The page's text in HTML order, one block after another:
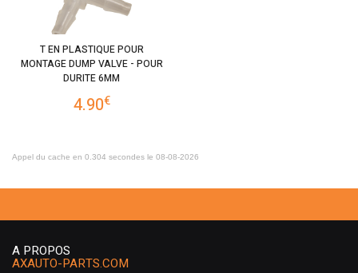
T EN PLASTIQUE POUR
MONTAGE DUMP VALVE - POUR
DURITE 6MM
4.90€
Appel du cache en 0.304 secondes le 08-08-2026
A PROPOS
AXAUTO-PARTS.COM